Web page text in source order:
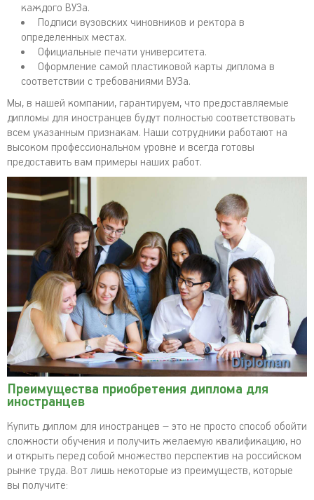
каждого ВУЗа.
Подписи вузовских чиновников и ректора в
определенных местах.
Официальные печати университета.
Оформление самой пластиковой карты диплома в
соответствии с требованиями ВУЗа.
Мы, в нашей компании, гарантируем, что предоставляемые
дипломы для иностранцев будут полностью соответствовать
всем указанным признакам. Наши сотрудники работают на
высоком профессиональном уровне и всегда готовы
предоставить вам примеры наших работ.
Преимущества приобретения диплома для
иностранцев
Купить диплом для иностранцев – это не просто способ обойти
сложности обучения и получить желаемую квалификацию, но
и открыть перед собой множество перспектив на российском
рынке труда. Вот лишь некоторые из преимуществ, которые
вы получите: